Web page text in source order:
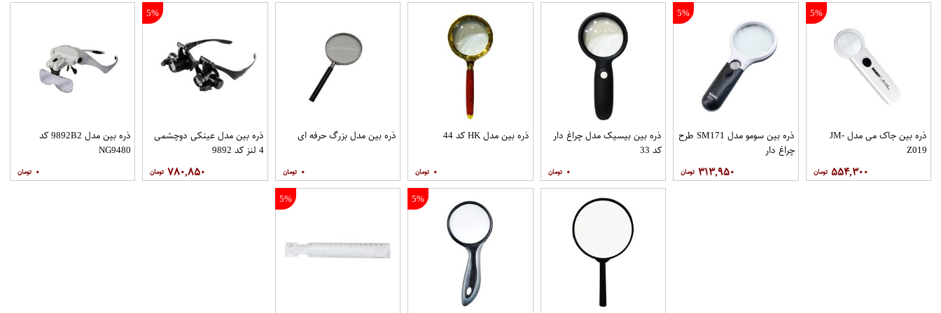
5%
ذره بین جاک می مدل JM-
Z019
۵۵۴,۳۰۰
5%
ذره بین سومو مدل SM171 طرح
چراغ دار
۳۱۳,۹۵۰
ذره بین بیسیک مدل چراغ دار
کد 33
۰
ذره بین مدل HK کد 44
۰
ذره بین مدل بزرگ حرفه ای
۰
5%
ذره بین مدل عینکی دوچشمی
4 لنز کد 9892
۷۸۰,۸۵۰
ذره بین مدل 9892B2 کد
NG9480
۰
5%
5%